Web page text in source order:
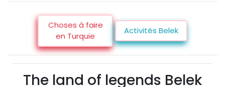
Choses à faire
en Turquie
Activités Belek
The land of legends Belek